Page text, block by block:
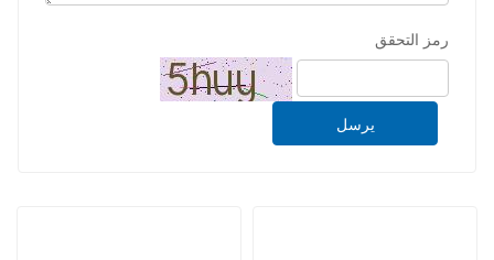
رمز التحقق
يرسل